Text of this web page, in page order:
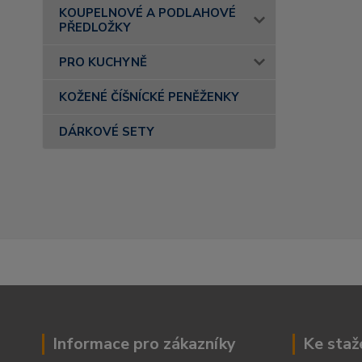
KOUPELNOVÉ A PODLAHOVÉ
PŘEDLOŽKY
PRO KUCHYNĚ
KOŽENÉ ČÍŠNÍCKÉ PENĚŽENKY
DÁRKOVÉ SETY
Informace pro zákazníky Ke